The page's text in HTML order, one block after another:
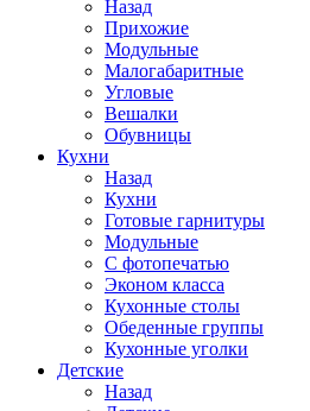
Назад
Прихожие
Модульные
Малогабаритные
Угловые
Вешалки
Обувницы
Кухни
Назад
Кухни
Готовые гарнитуры
Модульные
С фотопечатью
Эконом класса
Кухонные столы
Обеденные группы
Кухонные уголки
Детские
Назад